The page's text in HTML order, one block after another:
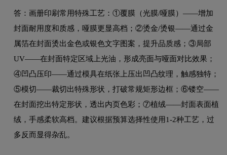
答：画册印刷常用特殊工艺：①覆膜（光膜/哑膜）——增加
封面耐用度和质感，哑膜更显高档；②烫金/烫银——通过金
属箔在封面烫出金色或银色文字图案，提升品质感；③局部
UV——在封面特定区域上光油，形成亮面与哑面对比效果；
④凹凸压印——通过模具在纸张上压出凹凸纹理，触感独特；
⑤模切——裁切出特殊形状，打破常规矩形边框；⑥镂空——
在封面挖出特定形状，透出内页色彩；⑦植绒——封面表面植
绒，手感柔软高档。建议根据预算选择性使用1-2种工艺，过
多反而显得杂乱。